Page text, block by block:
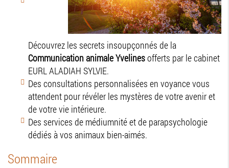
Découvrez les secrets insoupçonnés de la
Communication animale Yvelinesofferts par le cabinet
EURL ALADIAH SYLVIE.
Des consultations personnalisées en voyance vous
attendent pour révéler les mystères de votre avenir et
de votre vie intérieure.
Des services de médiumnité et de parapsychologie
dédiés à vos animaux bien-aimés.
Sommaire